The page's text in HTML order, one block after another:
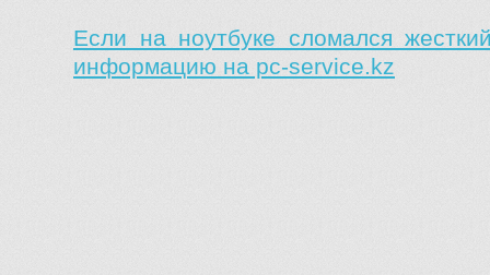
Если на ноутбуке сломался
информацию на pc-service.kz